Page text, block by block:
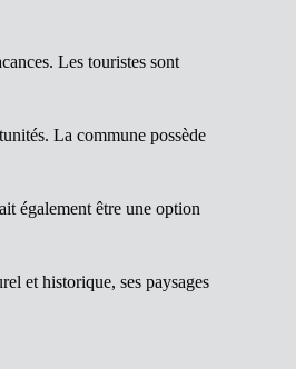
Les touristes sont
La commune possède
également être une option
et historique, ses paysages